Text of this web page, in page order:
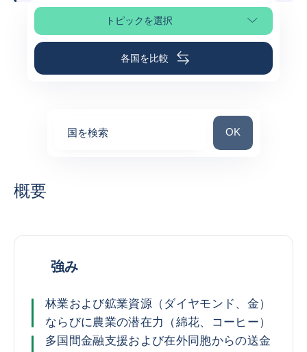
トピックを選択
ページの選択
各国を比較
国を検索 国を検索
OK
概要
強み
林業および鉱業資源（ダイヤモンド、金）
ならびに農業の潜在力（綿花、コーヒー）
多国間金融支援および在外同胞からの送金